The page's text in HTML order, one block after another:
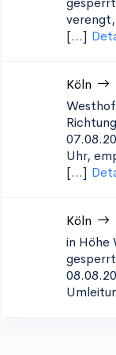
[...]
Köln
Uhr,
[...]
Köln
in Höhe